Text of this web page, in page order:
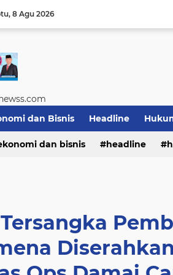
8 Agu 2026
dan Bisnis Headline
Sumsel Update
dan bisnis headline